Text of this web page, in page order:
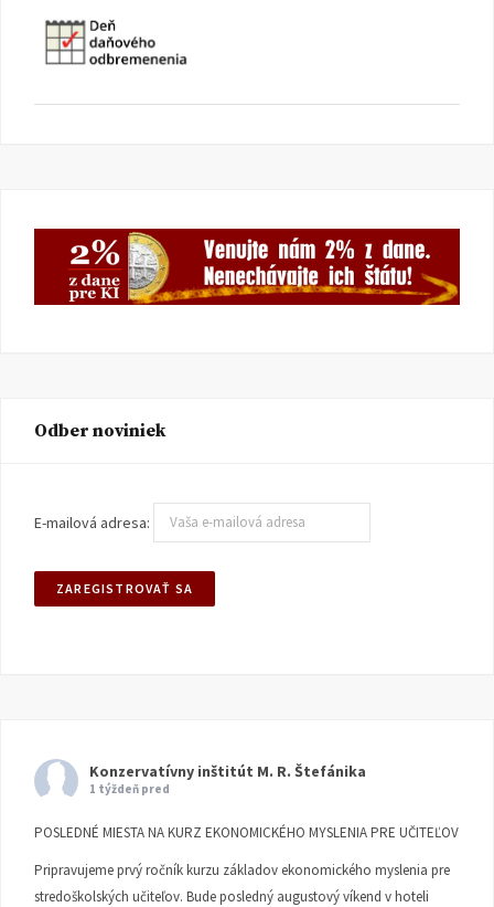
Odber noviniek
E-mailová adresa:
Konzervatívny inštitút M. R. Štefánika
1 týždeň pred
POSLEDNÉ MIESTA NA KURZ EKONOMICKÉHO MYSLENIA PRE UČITEĽOV
Pripravujeme prvý ročník kurzu základov ekonomického myslenia pre
stredoškolských učiteľov. Bude posledný augustový víkend v hoteli